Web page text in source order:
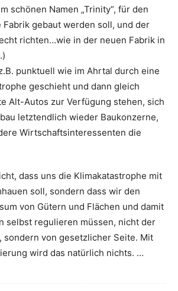
schönen Namen „Trinity“, für den
gebaut werden soll, und der
richten…wie in der neuen Fabrik in
punktuell wie im Ahrtal durch eine
geschieht und dann gleich
Alt-Autos zur Verfügung stehen, sich
letztendlich wieder Baukonzerne,
Wirtschaftsinteressenten die
dass uns die Klimakatastrophe mit
soll, sondern dass wir den
von Gütern und Flächen und damit
selbst regulieren müssen, nicht der
sondern von gesetzlicher Seite. Mit
wird das natürlich nichts. …